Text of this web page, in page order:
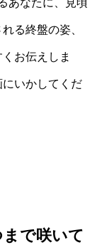
あなたに、見頃
る終盤の姿、
お伝えしま
いかしてくだ
で咲いて